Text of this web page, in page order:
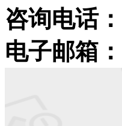
咨询电话：
电子邮箱：